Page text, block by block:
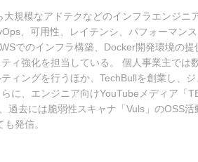
規模なアドテクなどのインフラエンジニ
、可用性、レイテンシ、パフォーマン
でのインフラ構築、Docker開発環境の
ィ強化を担当している。 個人事業主では
ィングを行うほか、TechBullを創業し、
に、エンジニア向けYouTubeメディア「
去には脆弱性スキャナ「Vuls」のOSS活
発信。